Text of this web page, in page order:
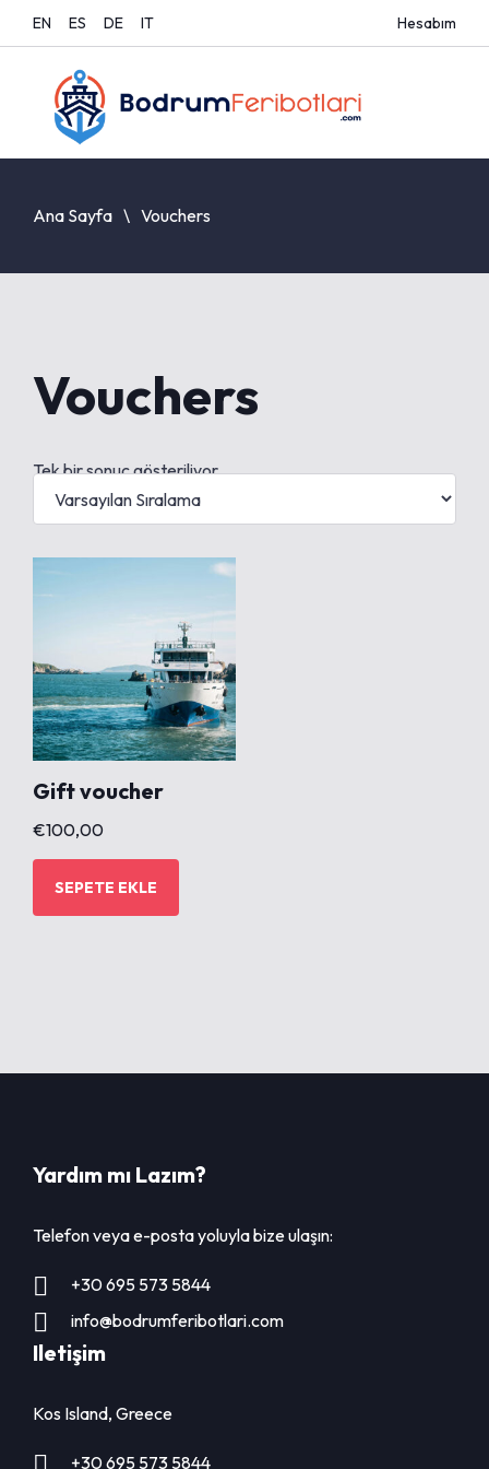
EN ES DE IT Hesabım
Ana Sayfa Vouchers
Vouchers
Tek bir sonuç gösteriliyor
Gift voucher
€100,00
SEPETE EKLE
Yardım mı Lazım?
Telefon veya e-posta yoluyla bize ulaşın:
+30 695 573 5844
info@bodrumferibotlari.com
Iletişim
Kos Island, Greece
+30 695 573 5844